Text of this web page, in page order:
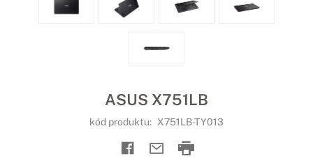
ASUS X751LB
kód produktu: X751LB-TY013